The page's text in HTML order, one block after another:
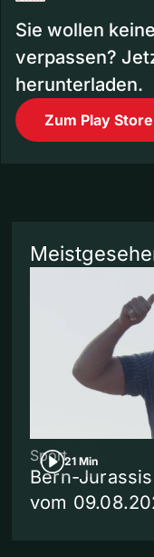
Sie wollen
verpassen?
herunterladen.
Zum Play Store
21 Min
Sport
Bern-
vom